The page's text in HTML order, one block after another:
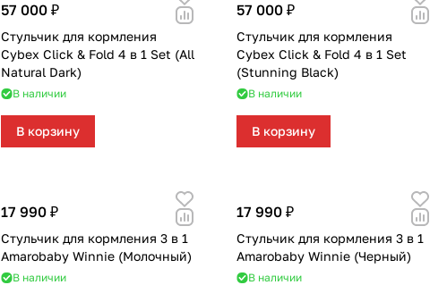
57 000 ₽
Стульчик для кормления
Cybex Click & Fold 4 в 1 Set (All
Natural Dark)
В наличии
В корзину
57 000 ₽
Стульчик для кормления
Cybex Click & Fold 4 в 1 Set
(Stunning Black)
В наличии
В корзину
17 990 ₽
Стульчик для кормления 3 в 1
Amarobaby Winnie (Молочный)
В наличии
17 990 ₽
Стульчик для кормления 3 в 1
Amarobaby Winnie (Черный)
В наличии